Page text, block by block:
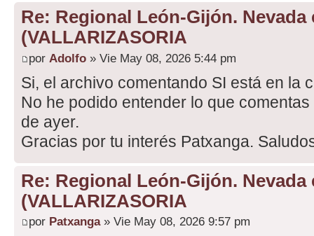
Re: Regional León-Gijón. Nevada
(VALLARIZASORIA
por Adolfo » Vie May 08, 2026 5:44 pm
Si, el archivo comentando SI está en la
No he podido entender lo que
de ayer.
Gracias por tu interés Patxanga.
Re: Regional León-Gijón. Nevada
(VALLARIZASORIA
por Patxanga» Vie May 08, 2026 9:57 pm